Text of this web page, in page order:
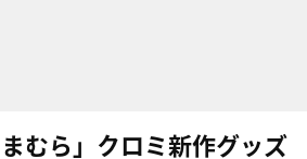
むら」クロミ新作グッズ